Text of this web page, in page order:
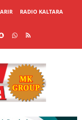
RADIO KALTARA